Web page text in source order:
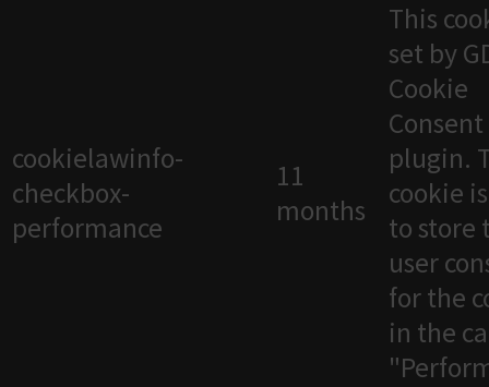
cookielawinfo-
checkbox-
performance
11
months
This
set by
Cookie
Consent
plugin.
cookie
to store
user
for the
in the